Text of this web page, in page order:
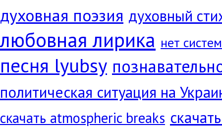
духовная поэзия духовный
любовная лирика нет
песня lyubsy
политическая ситуация на
скачать atmospheric breaks